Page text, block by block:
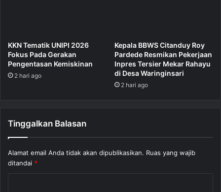
KKN Tematik UNIPI 2026
Fokus Pada Gerakan
Pengentasan Kemiskinan
2 hari ago
Kepala BBWS Citanduy Roy
Pardede Resmikan Pekerjaan
Inpres Tersier Mekar Rahayu
di Desa Waringinsari
2 hari ago
Tinggalkan Balasan
Alamat email Anda tidak akan dipublikasikan. Ruas yang wajib
ditandai *